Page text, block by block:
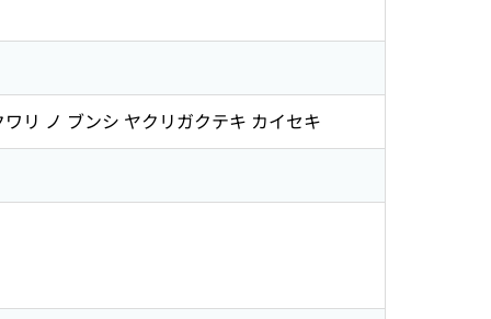
リ ノ ブンシ ヤクリガクテキ カイセキ